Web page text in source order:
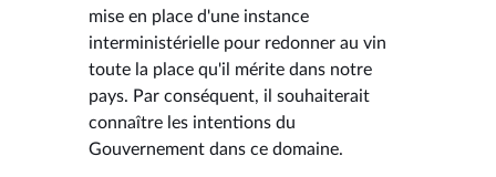
mise en place d'une instance
interministérielle pour redonner au vin
toute la place qu'il mérite dans notre
pays. Par conséquent, il souhaiterait
connaître les intentions du
Gouvernement dans ce domaine.